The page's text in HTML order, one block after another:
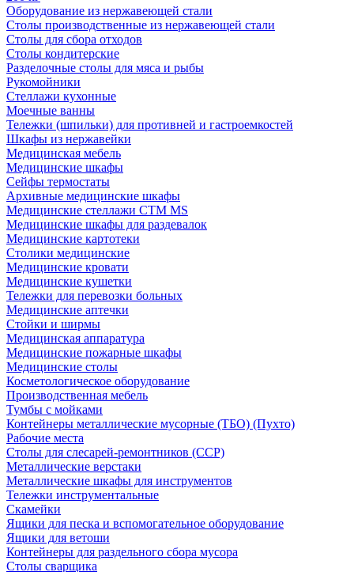
Оборудование из нержавеющей стали
Столы производственные из нержавеющей стали
Столы для сбора отходов
Столы кондитерские
Разделочные столы для мяса и рыбы
Рукомойники
Стеллажи кухонные
Моечные ванны
Тележки (шпильки) для противней и гастроемкостей
Шкафы из нержавейки
Медицинская мебель
Медицинские шкафы
Сейфы термостаты
Архивные медицинские шкафы
Медицинские стеллажи CTM MS
Медицинские шкафы для раздевалок
Медицинские картотеки
Столики медицинские
Медицинские кровати
Медицинские кушетки
Тележки для перевозки больных
Медицинские аптечки
Стойки и ширмы
Медицинская аппаратура
Медицинские пожарные шкафы
Медицинские столы
Косметологическое оборудование
Производственная мебель
Тумбы с мойками
Контейнеры металлические мусорные (ТБО) (Пухто)
Рабочие места
Столы для слесарей-ремонтников (ССР)
Металлические верстаки
Металлические шкафы для инструментов
Тележки инструментальные
Скамейки
Ящики для песка и вспомогательное оборудование
Ящики для ветоши
Контейнеры для раздельного сбора мусора
Столы сварщика